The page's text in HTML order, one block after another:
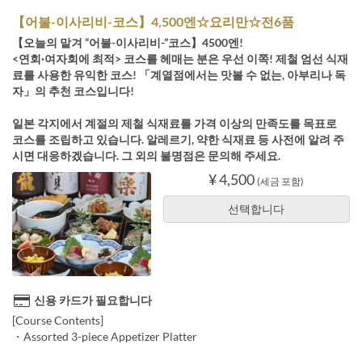
【어불-이사리비-코스】4,500엔☆요리만☆전6품
【오늘의 맡겨 “어불-이사리비-”코스】4500엔!
<연회·여자회에 최적> 코스를 헤매는 분은 우선 이쪽! 제철 엄선 식재
료를 사용한 유익한 코스! 「계열점에서는 맛볼 수 없는, 아부리나 독
자」의 추천 코스입니다!
일본 각지에서 계절의 제철 식재료를 가격 이상의 만족도를 목표로
코스를 조립하고 있습니다. 알레르기, 약한 식재료 등 사전에 알려 주
시면 대응하겠습니다. 그 외의 불명점은 문의해 주세요.
¥ 4,500 (세금 포함)
선택합니다
신용 카드가 필요합니다
[Course Contents]
・Assorted 3-piece Appetizer Platter